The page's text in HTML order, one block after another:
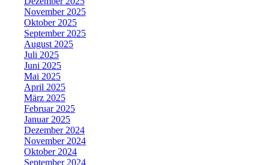
November 2025
Oktober 2025
September 2025
August 2025
Juli 2025
Juni 2025
Mai 2025
April 2025
März 2025
Februar 2025
Januar 2025
Dezember 2024
November 2024
Oktober 2024
September 2024